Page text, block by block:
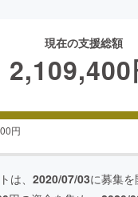
現在の支援総額
2,109,400
円
は、 2020/07/03に募集を